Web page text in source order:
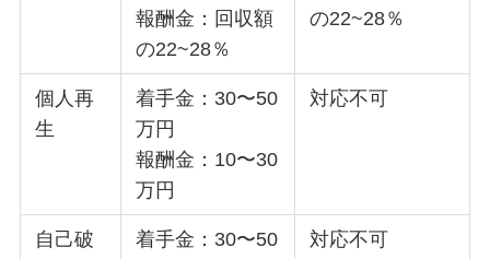
報酬金：回収額
の22~28％
の22~28％
個人再
生
着手金：30〜50
万円
報酬金：10〜30
万円
対応不可
自己破
着手金：30〜50
対応不可